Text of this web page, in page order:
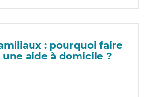
: pourquoi faire
une aide à domicile ?